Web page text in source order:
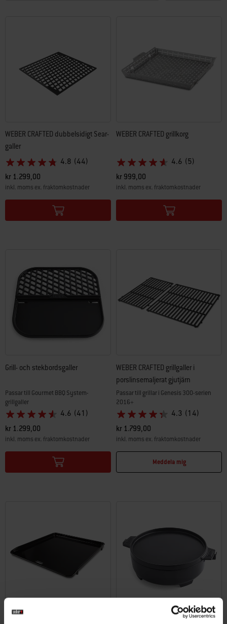
WEBER CRAFTED dubbelsidigt Sear-
galler​
4.8 (44)
kr 1.299,00
inkl. moms ex. fraktomkostnader
Color Options
WEBER CRAFTED grillkorg
4.6 (5)
kr 999,00
inkl. moms ex. fraktomkostnader
Color Options
Grill- och stekbordsgaller
Passar till Gourmet BBQ System-
grillgaller
4.6 (41)
kr 1.299,00
inkl. moms ex. fraktomkostnader
Color Options
WEBER CRAFTED grillgaller i
porslinsemaljerat gjutjärn
Passar till grillar i Genesis 300-serien
2016+
4.3 (14)
kr 1.799,00
inkl. moms ex. fraktomkostnader
Color Options
Meddela mig